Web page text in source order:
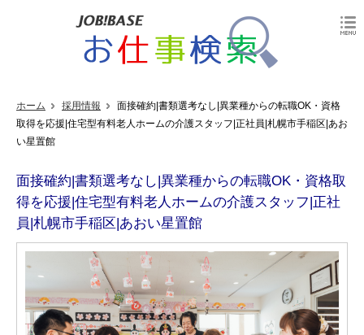
ホーム 採用情報
面接確約|書類選考なし|異業種からの転職OK・資格
取得を応援|住宅型有料老人ホームの介護スタッフ|正社員|札幌市手稲区|あお
い星置館
面接確約|書類選考なし|異業種からの転職OK・資格取
得を応援|住宅型有料老人ホームの介護スタッフ|正社
員|札幌市手稲区|あおい星置館